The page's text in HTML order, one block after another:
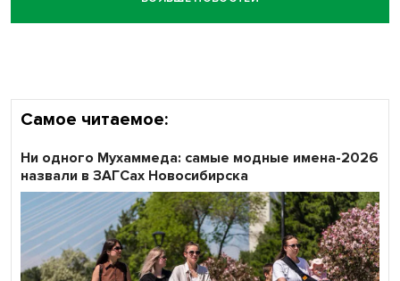
Кибертанки пошли в бой: «Ростелеком» объявляет
Самое читаемое:
Ни одного Мухаммеда: самые модные имена-2026
назвали в ЗАГСах Новосибирска